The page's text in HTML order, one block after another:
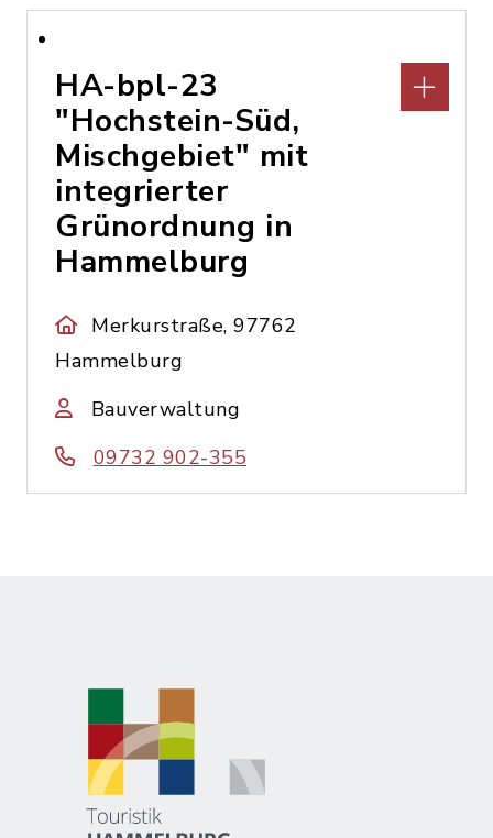
HA-bpl-23
"Hochstein-Süd,
Mischgebiet" mit
integrierter
Grünordnung in
Hammelburg
Merkurstraße, 97762
Hammelburg
Bauverwaltung
09732 902-355